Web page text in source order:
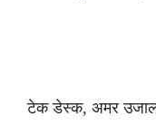
टेक डेस्क, अमर